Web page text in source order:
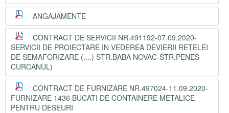
ANGAJAMENTE
CONTRACT DE SERVICII NR.491192-07.09.2020-
SERVICII DE PROIECTARE IN VEDEREA DEVIERII RETELEI
DE SEMAFORIZARE (....) STR.BABA NOVAC-STR.PENES
CURCANUL)
CONTRACT DE FURNIZARE NR.497024-11.09.2020-
FURNIZARE 1436 BUCATI DE CONTAINERE METALICE
PENTRU DESEURI